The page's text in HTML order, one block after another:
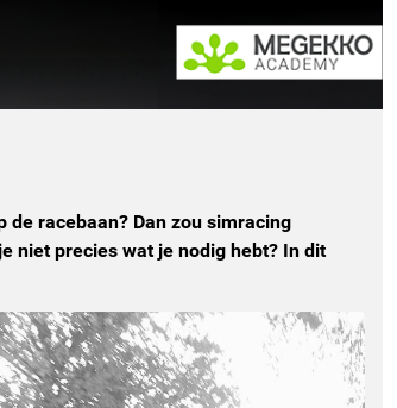
de racebaan? Dan zou simracing
niet precies wat je nodig hebt? In dit